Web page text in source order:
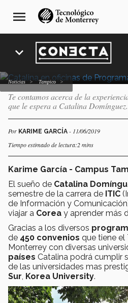
navegación
principal
menu
expand_more
Noticias Tampico
Cumplirá su
estudiar en
Te contamos acerca de la
que le espera a Catalina Domínguez.
Por KARIME GARCÍA - 11/06/2019
Tiempo estimado de lectura:2 mins
Karime García - Campus
El sueño de Catalina
semestre de la carrera de ITIC
de Información y
viajar a Corea y aprender más
Gracias a los diversos
de 450 convenios que tiene
Monterrey con diversas
países Catalina podrá cumplir
de las universidades mas
Sur Korea University.